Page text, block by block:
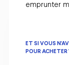
emprunter
ET SI VOUS
POUR ACHETER